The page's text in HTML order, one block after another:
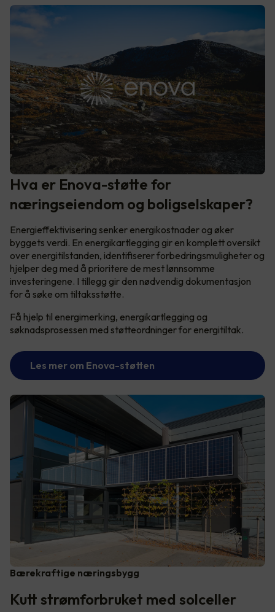
Hva er Enova-støtte for
næringseiendom og boligselskaper?
Energieffektivisering senker energikostnader og øker
byggets verdi. En energikartlegging gir en komplett oversikt
over energitilstanden, identifiserer forbedringsmuligheter og
hjelper deg med å prioritere de mest lønnsomme
investeringene. I tillegg gir den nødvendig dokumentasjon
for å søke om tiltaksstøtte.
Få hjelp til energimerking, energikartlegging og
søknadsprosessen med støtteordninger for energitiltak.
Les mer om Enova-støtten
Bærekraftige næringsbygg
Kutt strømforbruket med solceller